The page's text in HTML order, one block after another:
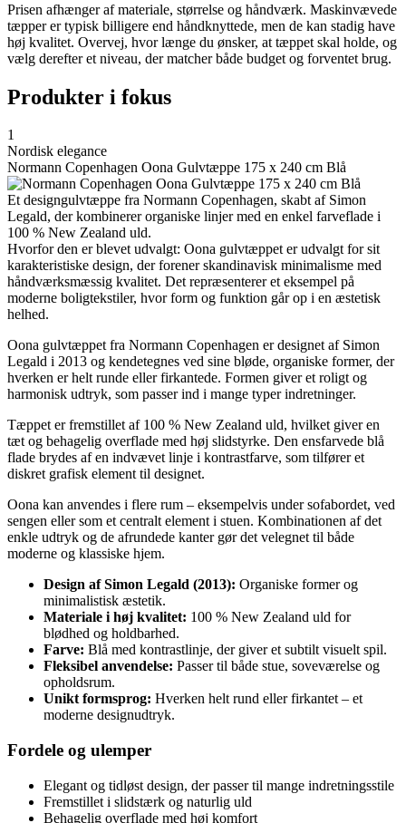
Prisen afhænger af materiale, størrelse og håndværk. Maskinvævede
tæpper er typisk billigere end håndknyttede, men de kan stadig have
høj kvalitet. Overvej, hvor længe du ønsker, at tæppet skal holde, og
vælg derefter et niveau, der matcher både budget og forventet brug.
Produkter i fokus
1
Nordisk elegance
Normann Copenhagen Oona Gulvtæppe 175 x 240 cm Blå
Et designgulvtæppe fra Normann Copenhagen, skabt af Simon
Legald, der kombinerer organiske linjer med en enkel farveflade i
100 % New Zealand uld.
Hvorfor den er blevet udvalgt: Oona gulvtæppet er udvalgt for sit
karakteristiske design, der forener skandinavisk minimalisme med
håndværksmæssig kvalitet. Det repræsenterer et eksempel på
moderne boligtekstiler, hvor form og funktion går op i en æstetisk
helhed.
Oona gulvtæppet fra Normann Copenhagen er designet af Simon
Legald i 2013 og kendetegnes ved sine bløde, organiske former, der
hverken er helt runde eller firkantede. Formen giver et roligt og
harmonisk udtryk, som passer ind i mange typer indretninger.
Tæppet er fremstillet af 100 % New Zealand uld, hvilket giver en
tæt og behagelig overflade med høj slidstyrke. Den ensfarvede blå
flade brydes af en indvævet linje i kontrastfarve, som tilfører et
diskret grafisk element til designet.
Oona kan anvendes i flere rum – eksempelvis under sofabordet, ved
sengen eller som et centralt element i stuen. Kombinationen af det
enkle udtryk og de afrundede kanter gør det velegnet til både
moderne og klassiske hjem.
Design af Simon Legald (2013): Organiske former og
minimalistisk æstetik.
Materiale i høj kvalitet: 100 % New Zealand uld for
blødhed og holdbarhed.
Farve: Blå med kontrastlinje, der giver et subtilt visuelt spil.
Fleksibel anvendelse: Passer til både stue, soveværelse og
opholdsrum.
Unikt formsprog: Hverken helt rund eller firkantet – et
moderne designudtryk.
Fordele og ulemper
Elegant og tidløst design, der passer til mange indretningsstile
Fremstillet i slidstærk og naturlig uld
Behagelig overflade med høj komfort